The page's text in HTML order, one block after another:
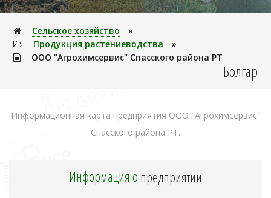
Сельское хозяйство
»
Продукция растениеводства
»
ООО "Агрохимсервис" Спасского района РТ
Болгар
Информационная карта предприятия ООО "Агрохимсервис"
Спасского района РТ.
Информация опредприятии